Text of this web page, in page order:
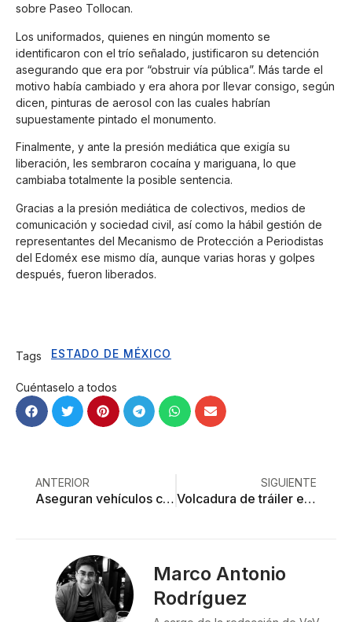
sobre Paseo Tollocan.
Los uniformados, quienes en ningún momento se
identificaron con el trío señalado, justificaron su detención
asegurando que era por “obstruir vía pública”. Más tarde el
motivo había cambiado y era ahora por llevar consigo, según
dicen, pinturas de aerosol con las cuales habrían
supuestamente pintado el monumento.
Finalmente, y ante la presión mediática que exigía su
liberación, les sembraron cocaína y mariguana, lo que
cambiaba totalmente la posible sentencia.
Gracias a la presión mediática de colectivos, medios de
comunicación y sociedad civil, así como la hábil gestión de
representantes del Mecanismo de Protección a Periodistas
del Edoméx ese mismo día, aunque varias horas y golpes
después, fueron liberados.
Tags ESTADO DE MÉXICO
Cuéntaselo a todos
ANTERIOR
Aseguran vehículos con reporte de robo en Toluca
SIGUIENTE
Volcadura de tráiler en Arco Norte genera caos vial… ¡y rapiña!
Marco Antonio
Rodríguez